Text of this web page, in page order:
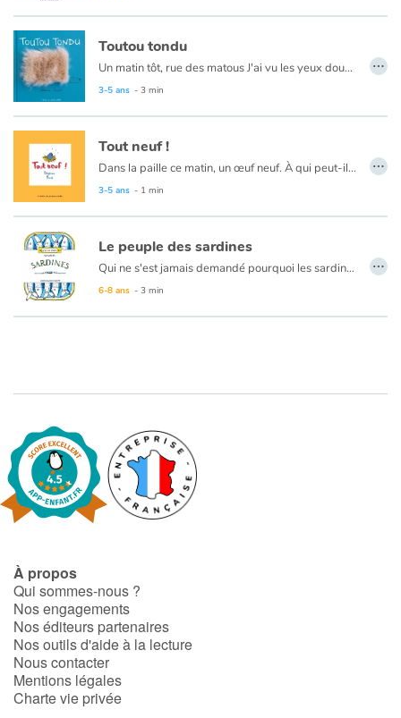
Héroïnes et héros
Écologie, nature, saisons
Les animaux
Voyage, épopée, enquête, aventure
Autour du monde
Apprentissage
Art, espace, activité
Quotidien et loisirs
À l'école
Fêtes et évènements
Sujets de société
Émotions et sentiments
Formats et illustrations
Toutou tondu
Un matin tôt, rue des matous J'ai vu les yeux doux d'un toutou. Un petit toutou tout tondu. Son air cabot et son poil dru, le toutou m'a tout de suite plu.
3-5 ans - 3 min
…
Tout neuf !
Dans la paille ce matin, un œuf neuf. À qui peut-il bien être ?
3-5 ans - 1 min
…
Le peuple des sardines
Qui ne s'est jamais demandé pourquoi les sardines étaient si bien rangées dans leurs boîtes ?
6-8 ans - 3 min
…
À propos
Qui sommes-nous ?
Nos engagements
Nos éditeurs partenaires
Nos outils d'aide à la lecture
Nous contacter
Mentions légales
Charte vie privée